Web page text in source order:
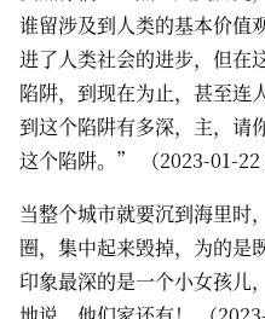
谁留涉及到人类的基本价值
进了人类社会的进步，但在
陷阱，到现在为止，甚至连
到这个陷阱有多深，主，请
这个陷阱。” （2023-01-22
当整个城市就要沉到海里时
圈，集中起来毁掉，为的是
印象最深的是一个小女孩儿